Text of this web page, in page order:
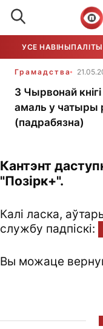
УСЕ НАВІНЫ
Грамадства
З Чырвонай
амаль у чатыры
(падрабязна)
Кантэнт
"Позірк+".
Калі ласка,
службу падпіскі:
Вы можаце